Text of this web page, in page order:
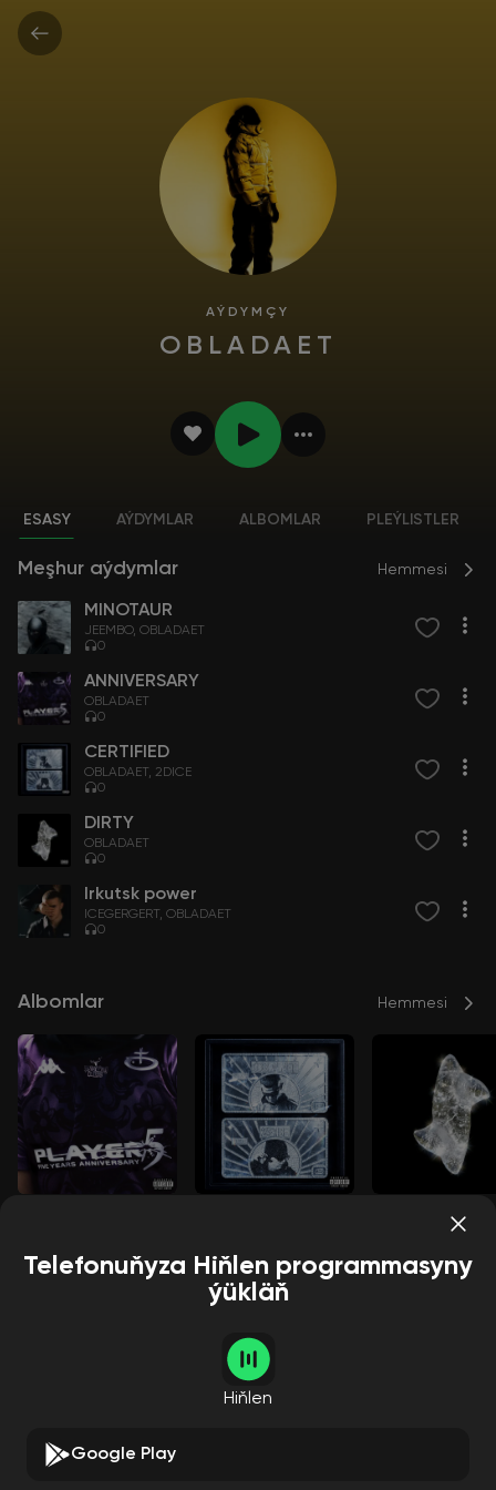
AÝDYMÇY
OBLADAET
ESASY AÝDYMLAR ALBOMLAR PLEÝLISTLER
Meşhur aýdymlar Hemmesi
MINOTAUR
JEEMBO OBLADAET
0
ANNIVERSARY
OBLADAET
0
CERTIFIED
OBLADAET 2DICE
0
DIRTY
OBLADAET
0
Irkutsk power
ICEGERGERT OBLADAET
0
Albomlar Hemmesi
Telefonuňyza Hiňlen programmasyny
ýükläň
Hiňlen
Google Play